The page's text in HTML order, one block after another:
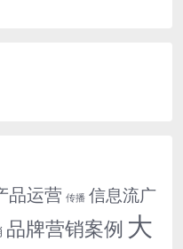
品运营 传播 信息流广
品牌营销案例 大